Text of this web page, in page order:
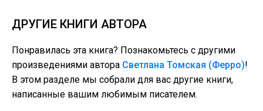
ДРУГИЕ КНИГИ АВТОРА
Понравилась эта книга? Познакомьтесь с другими
произведениями автора Светлана Томская (Ферро)!
В этом разделе мы собрали для вас другие книги,
написанные вашим любимым писателем.